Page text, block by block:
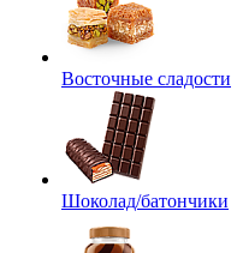
Восточные сладости
Шоколад/батончики